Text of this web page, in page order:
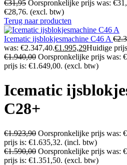
€31,95 Oorspronkelijke prijs was:
€28,76. (excl. btw)
Terug naar producten
Icematic ijsblokjesmachine C46 A €
was: €2.347,40.€1.995,29Huidige
€1.940,00 Oorspronkelijke prijs was:
prijs is: €1.649,00. (excl. btw)
Icematic
C28+
€1.923,90 Oorspronkelijke prijs was:
prijs is: €1.635,32. (incl. btw)
€1.590,00 Oorspronkelijke prijs was:
prijs is: €1.351,50. (excl. btw)